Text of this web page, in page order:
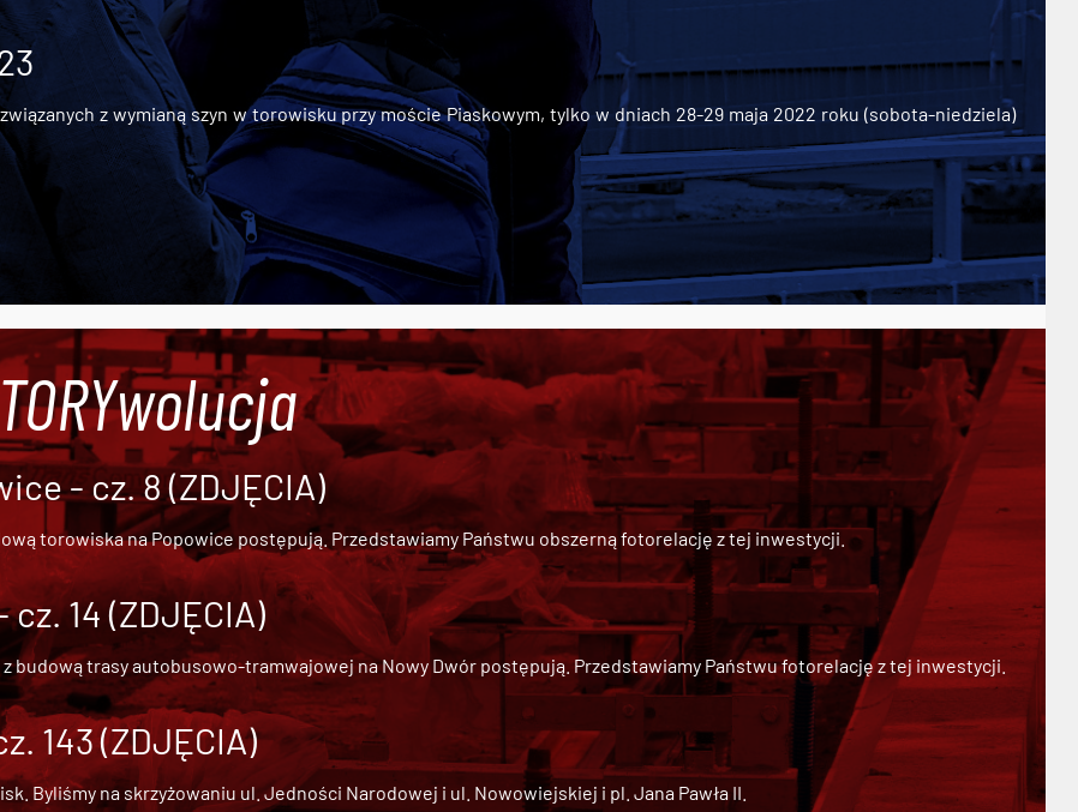
z wymianą szyn w torowisku przy moście Piaskowym, tylko w dniach 28-29 maja 2022 roku (sobota-niedziela)
- cz. 8 (ZDJĘCIA)
torowiska na Popowice postępują. Przedstawiamy Państwu obszerną fotorelację z tej inwestycji.
14 (ZDJĘCIA)
zbudową trasy autobusowo-tramwajowej na Nowy Dwórpostępują. Przedstawiamy Państwu fotorelację z tej inwestycji.
143 (ZDJĘCIA)
Byliśmy na skrzyżowaniu ul. Jedności Narodowej i ul. Nowowiejskiej i pl. Jana Pawła II.